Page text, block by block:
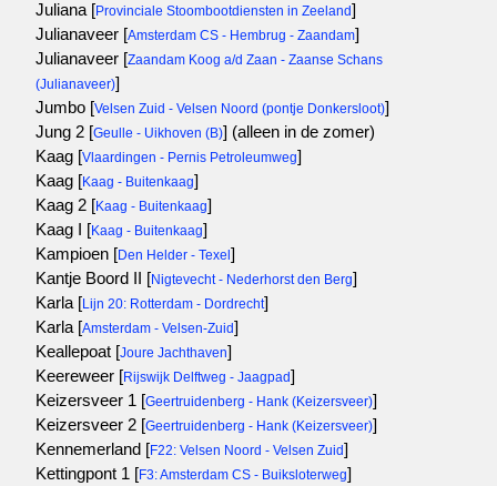
Juliana [Provinciale Stoombootdiensten in Zeeland]
Julianaveer [Amsterdam CS - Hembrug - Zaandam]
Julianaveer [Zaandam Koog a/d Zaan - Zaanse Schans
(Julianaveer)]
Jumbo [Velsen Zuid - Velsen Noord (pontje Donkersloot)]
Jung 2 [Geulle - Uikhoven (B)] (alleen in de zomer)
Kaag [Vlaardingen - Pernis Petroleumweg]
Kaag [Kaag - Buitenkaag]
Kaag 2 [Kaag - Buitenkaag]
Kaag I [Kaag - Buitenkaag]
Kampioen [Den Helder - Texel ]
Kantje Boord II [Nigtevecht - Nederhorst den Berg]
Karla [Lijn 20: Rotterdam - Dordrecht]
Karla [Amsterdam - Velsen-Zuid]
Keallepoat [Joure Jachthaven]
Keereweer [Rijswijk Delftweg - Jaagpad]
Keizersveer 1 [Geertruidenberg - Hank (Keizersveer)]
Keizersveer 2 [Geertruidenberg - Hank (Keizersveer)]
Kennemerland [F22: Velsen Noord - Velsen Zuid]
Kettingpont 1 [F3: Amsterdam CS - Buiksloterweg]